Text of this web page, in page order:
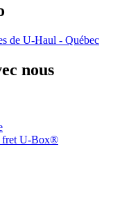
de U-Haul - Québec
nous
fret U-Box®